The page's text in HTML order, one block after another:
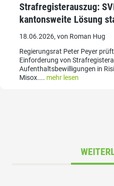
Strafregisterauszug:
kantonsweite Lösung
18.06.2026, von Roman Hug
Regierungsrat Peter Peyer
Einforderung von
Aufenthaltsbewilligungen in
Misox.... mehr lesen